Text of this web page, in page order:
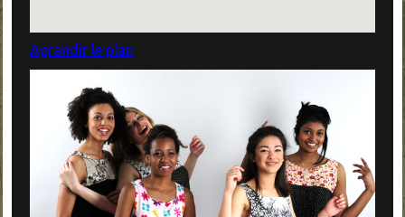
Agrandir le plan